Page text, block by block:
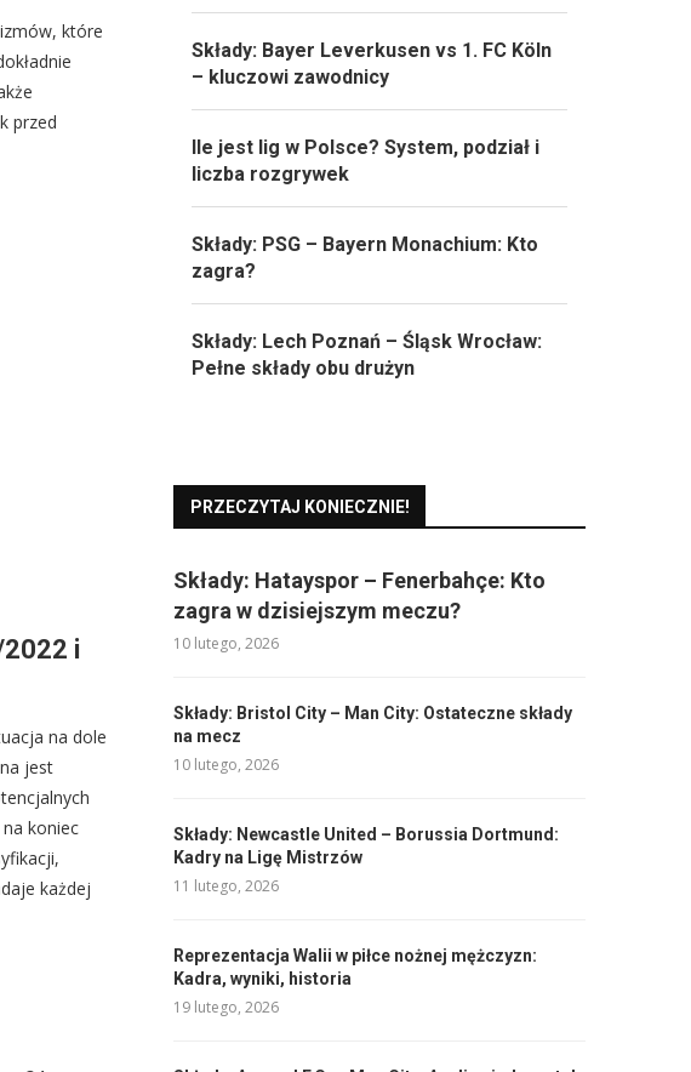
które
przed
i
na dole
jest
koniec
każdej
Składy: Bayer Leverkusen vs 1. FC Köln
– kluczowi zawodnicy
Ile jest lig w Polsce? System, podział i
liczba rozgrywek
Składy: PSG – Bayern Monachium: Kto
zagra?
Składy: Lech Poznań – Śląsk Wrocław:
Pełne składy obu drużyn
PRZECZYTAJ KONIECZNIE!
Składy: Hatayspor – Fenerbahçe: Kto
zagra w dzisiejszym meczu?
10 lutego, 2026
Składy: Bristol City – Man City: Ostateczne składy
na mecz
10 lutego, 2026
Składy: Newcastle United – Borussia Dortmund:
Kadry na Ligę Mistrzów
11 lutego, 2026
Reprezentacja Walii w piłce nożnej mężczyzn:
Kadra, wyniki, historia
19 lutego, 2026